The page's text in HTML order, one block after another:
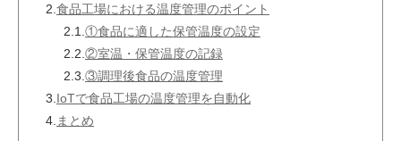
2. 食品工場における温度管理のポイント
2.1. ①食品に適した保管温度の設定
2.2. ②室温・保管温度の記録
2.3. ③調理後食品の温度管理
3. IoTで食品工場の温度管理を自動化
4. まとめ